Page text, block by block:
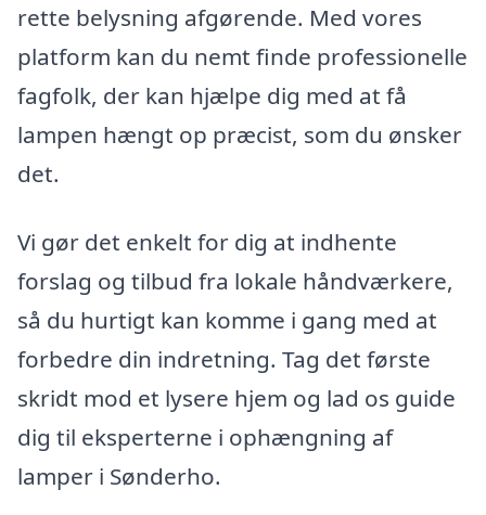
rette belysning afgørende. Med vores
platform kan du nemt finde professionelle
fagfolk, der kan hjælpe dig med at få
lampen hængt op præcist, som du ønsker
det.
Vi gør det enkelt for dig at indhente
forslag og tilbud fra lokale håndværkere,
så du hurtigt kan komme i gang med at
forbedre din indretning. Tag det første
skridt mod et lysere hjem og lad os guide
dig til eksperterne i ophængning af
lamper i Sønderho.